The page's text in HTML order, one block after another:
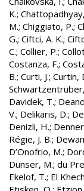
K.;
M.; Chiggiato, P.;
G.; Ciftci, A. K.;
C.; Collier, P.;
Costanza, F.;
B.; Curti, J.; Curtin,
Davidek, T.;
V.; Delikaris, D.;
Denizli, H.;
Régie, J. B.;
D’Onofrio, M.;
Dünser, M.; du
Ekelof, T.; El